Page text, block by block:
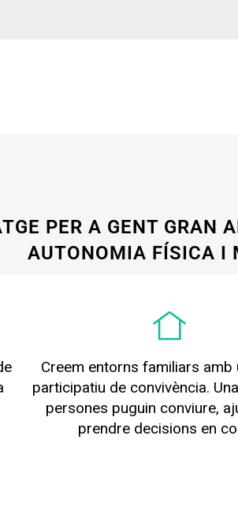
PER A GENT GRAN
AUTONOMIA FÍSICA I
Creem entorns familiars amb
participatiu de convivència.
persones puguin conviure,
prendre decisions en